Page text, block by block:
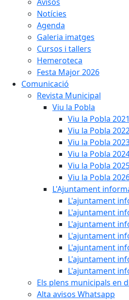
Notícies
Agenda
Galeria imatges
Cursos i tallers
Hemeroteca
Festa Major 2026
Comunicació
Revista Municipal
Viu la Pobla
Viu la Pobla 2021
Viu la Pobla
Viu la Pobla
Viu la Pobla
Viu la Pobla
Viu la Pobla
L'Ajuntament
L'ajuntament
L'ajuntament
L'ajuntament
L'ajuntament
L'ajuntament
L'ajuntament
L'ajuntament
Els plens municipals en
Alta avisos Whatsapp